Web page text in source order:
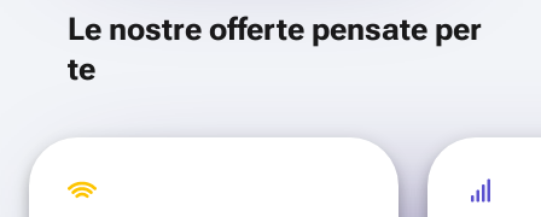
Le nostre offerte pensate per
te